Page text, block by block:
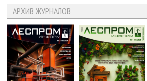
АРХИВ ЖУРНАЛОВ